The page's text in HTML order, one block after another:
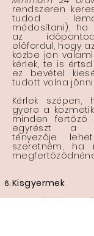
rendszeren
tudod
módosítani),
az
előfordul, hogy
közbe jön
kérlek, te is
ez bevétel
tudott volna
Kérlek
gyere a
minden fertőző
egyrészt a
tényezője
szeretném, ha
Kisgyermek
A szalonban